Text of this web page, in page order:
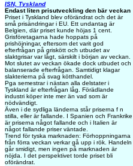
ISN, Tyskland
Endast liten prisutveckling den bär veckan
Priset i Tyskland blev oförändrat och det är
små prisändringar i EU. Ett undantag är
Belgien, där priset kunde höjas 1 cent.
Grisföretagarna hade hoppats på
prishöjningar, eftersom det varit god
efterfrågan på griskött och utbudet av
slaktgrisar var lågt, särskilt i början av veckan.
Mot slutet av veckan ökade dock utbudet och
balanserade efterfrågan. Samtidigt klagar
slakterierna på svag kötthandel.
Pga semestrar i nästan alla delstater i
Tyskland är efterfrågan låg. Förädlande
industri köper inte mer än vad som är
nödvändigt.
Även i de sydliga länderna står priserna f n
stilla, eller är fallande. I Spanien och Frankrike
är priserna något fallande och i Italien är
något fallande priser väntade.
Trend för tyska marknaden: Förhoppningarna
från förra veckan verkar gå upp i rök. Handeln
går smidigt, men ingen på marknaden är
nöjda. I det perspektivet torde priset bli
oförändrat.